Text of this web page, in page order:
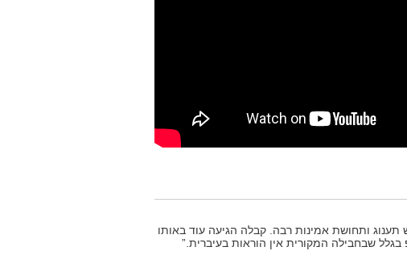
ותחושת אמינות רבה. קבלה הגיעה עוד באותו
שבחבילה המקורית אין הוראות בעיברית.”